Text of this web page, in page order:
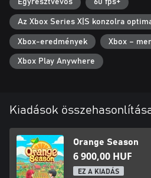
Egyrésztvevős 60 fps+
Az Xbox Series X|S konzolra
Xbox-eredmények Xbox –
Xbox Play Anywhere
Kiadások
Orange Season
6 900,00 HUF
EZ A KIADÁS